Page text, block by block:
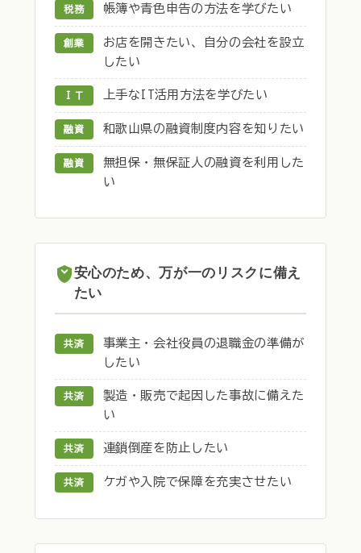
税務 帳簿や青色申告の方法を学びたい
創業
お店を開きたい、自分の会社を設立
したい
ＩＴ 上手なIT活用方法を学びたい
融資 和歌山県の融資制度内容を知りたい
融資
無担保・無保証人の融資を利用した
い
安心のため、万が一のリスクに備え
たい
共済
事業主・会社役員の退職金の準備が
したい
共済
製造・販売で起因した事故に備えた
い
共済 連鎖倒産を防止したい
共済 ケガや入院で保障を充実させたい